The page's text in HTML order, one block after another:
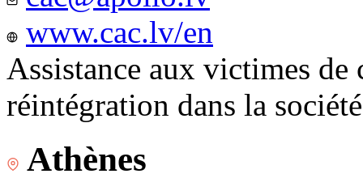
www.cac.lv/en
Assistance aux victimes
réintégration dans la
Athènes